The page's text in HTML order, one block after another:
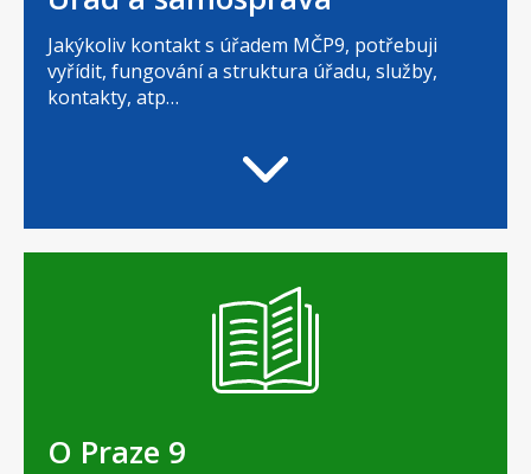
Jakýkoliv kontakt s úřadem MČP9, potřebuji
vyřídit, fungování a struktura úřadu, služby,
kontakty, atp…
O Praze 9